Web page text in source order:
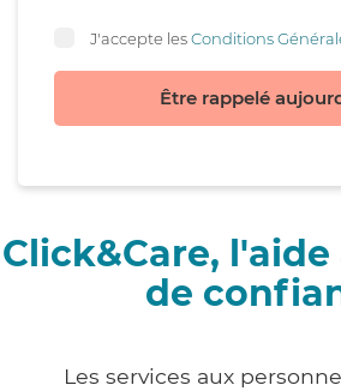
J'accepte lesConditions
Être rappelé
Click&Care,
de
Les services aux